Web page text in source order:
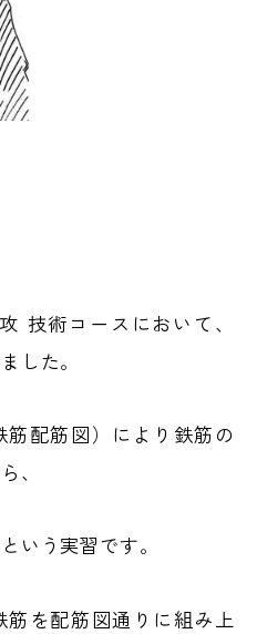
技術コ－スにおいて、
した。
配筋図）により鉄筋の
、
いう実習です。
を配筋図通りに組み上